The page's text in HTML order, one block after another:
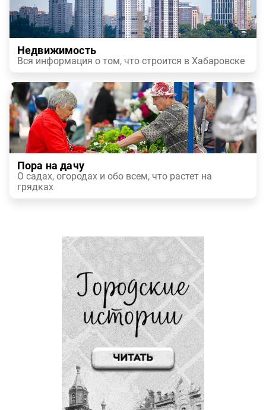
Недвижимость
Вся информация о том, что строится в Хабаровске
Пора на дачу
О садах, огородах и обо всем, что растет на
грядках